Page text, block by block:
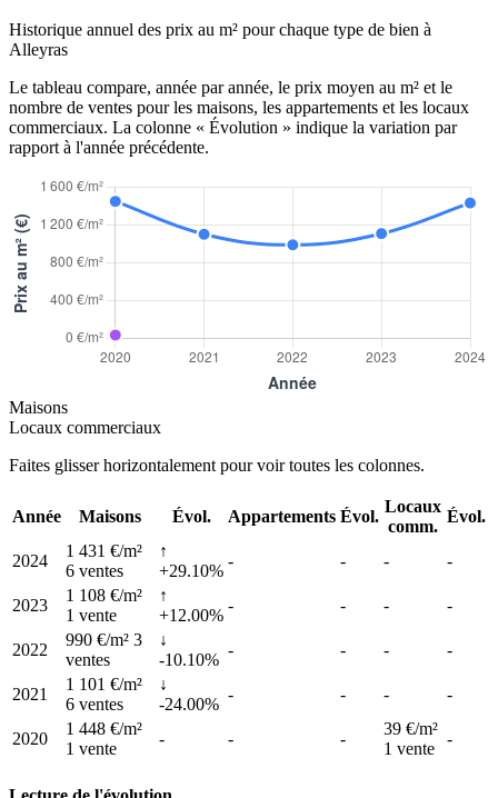
Historique annuel des prix au m² pour chaque type de bien à
Alleyras
Le tableau compare, année par année, le prix moyen au m² et le
nombre de ventes pour les maisons, les appartements et les locaux
commerciaux. La colonne « Évolution » indique la variation par
rapport à l'année précédente.
Maisons
Locaux commerciaux
Faites glisser horizontalement pour voir toutes les colonnes.
Année Maisons Évol. Appartements Évol.
Locaux
comm.
Évol.
2024
1 431 €/m²
6 ventes
↑
+29.10%
- - - -
2023
1 108 €/m²
1 vente
↑
+12.00%
- - - -
2022
990 €/m² 3
ventes
↓
-10.10%
- - - -
2021
1 101 €/m²
6 ventes
↓
-24.00%
- - - -
2020
1 448 €/m²
1 vente
- - -
39 €/m²
1 vente
-